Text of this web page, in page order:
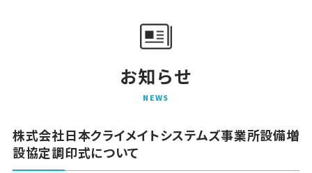
お知らせ
N EWS
株式会社日本クライメイトシステムズ事業所設備増
設協定調印式について